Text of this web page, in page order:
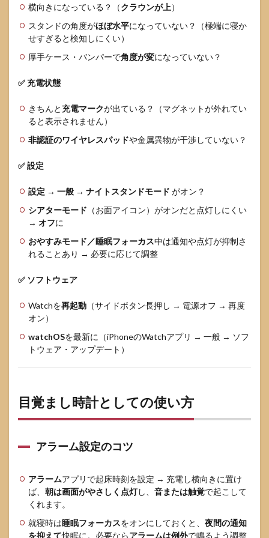
横向きになっている？（クラウンが上）
スタンドの角度がほぼ水平になっていない？（極端に寝か
せすぎると検知しにくい）
厚手ケース・バンパーで角度が変になっていない？
✅ 充電状態
きちんと 充電マークが出ている？（マグネットが外れてい
ると表示されません）
非認証のワイヤレスパッドや金属異物が干渉していない？
✅ 設定
設定 → 一般 → ナイトスタンドモード がオン？
シアターモード （お面アイコン）がオンだと点灯しにくい
→ オフに
おやすみモード／睡眠フォーカス中は通知や点灯が抑制さ
れることあり → 必要に応じて調整
✅ ソフトウェア
Watchを再起動 （サイドボタン長押し → 電源オフ → 再度
オン）
watchOSを最新に（iPhoneのWatchアプリ → 一般 → ソフ
トウェア・アップデート）
目覚まし時計としての使い方
アラーム設定のコツ
アラームアプリで起床時刻を設定 → 充電し横向きに置け
ば、 朝は画面がやさしく点灯し、 音または触覚で起こして
くれます。
就寝時は睡眠フォーカスをオンにしておくと、 夜間の通知
を抑えて快眠に。必要ならアラームは例外で鳴るよう調整